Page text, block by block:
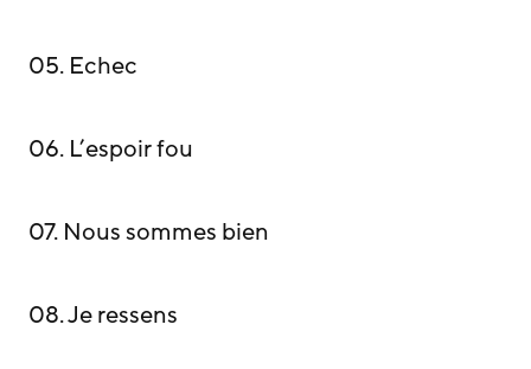
05. Echec
06. L’espoir fou
07. Nous sommes bien
08. Je ressens